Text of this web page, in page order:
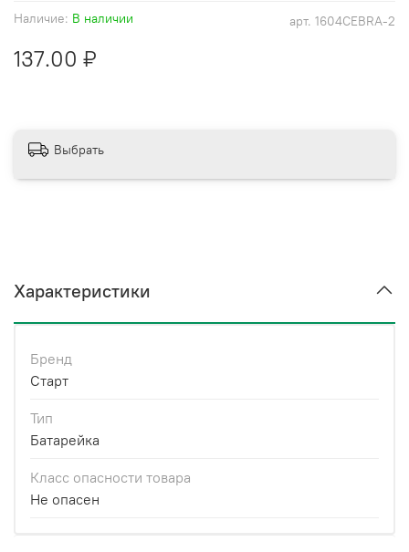
арт. 1604CEBRA-2
Наличие: В наличии
137.00 ₽
Выбрать
Характеристики
Бренд
Старт
Тип
Батарейка
Класс опасности товара
Не опасен